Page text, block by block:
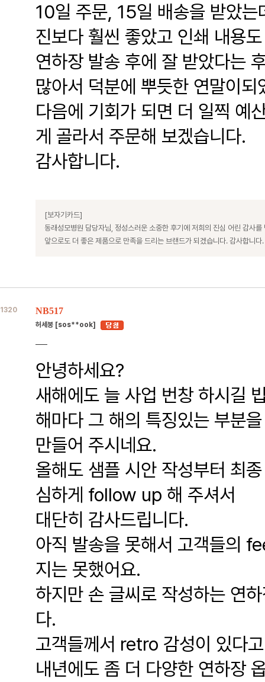
10일 주문, 15일 배송을 받았는
진보다 훨씬 좋았고 인쇄 내용
연하장 발송 후에 잘 받았다는
많아서 덕분에 뿌듯한 연말이되
다음에 기회가 되면 더 일찍 예
게 골라서 주문해 보겠습니다.
감사합니다.
[보자기카드]
동래성모병원 담당자님, 정성스러운 소중한 후기에 저희의 진심 어린 감사를
앞으로도 더 좋은 제품으로 만족을 드리는 브랜드가 되겠습니다. 감사합니다.
1320 NB517
허세봉 [sos**ook]
안녕하세요?
새해에도 늘 사업 번창 하시길
해마다 그 해의 특징있는 부분
만들어 주시네요.
올해도 샘플 시안 작성부터 최
심하게 follow up 해 주셔서
대단히 감사드립니다.
아직 발송을 못해서 고객들의
지는 못했어요.
하지만 손 글씨로 작성하는 연
다.
고객들께서 retro 감성이 있다
내년에도 좀 더 다양한 연하장